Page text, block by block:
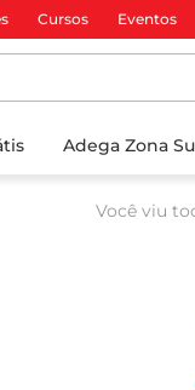
Cursos Eventos
Adega Zona
Você viu